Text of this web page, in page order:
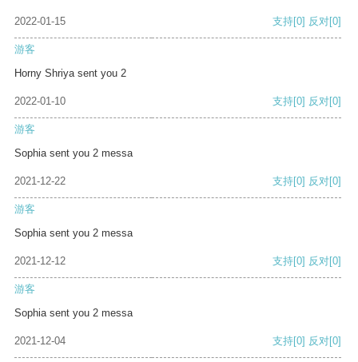
2022-01-15 支持[0] 反对[0]
游客
Horny Shriya sent you 2
2022-01-10 支持[0] 反对[0]
游客
Sophia sent you 2 messa
2021-12-22 支持[0] 反对[0]
游客
Sophia sent you 2 messa
2021-12-12 支持[0] 反对[0]
游客
Sophia sent you 2 messa
2021-12-04 支持[0] 反对[0]